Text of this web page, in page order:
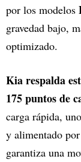
por los modelos
gravedad bajo,
optimizado.
Kia respalda
175 puntos de
carga rápida,
y alimentado
garantiza una